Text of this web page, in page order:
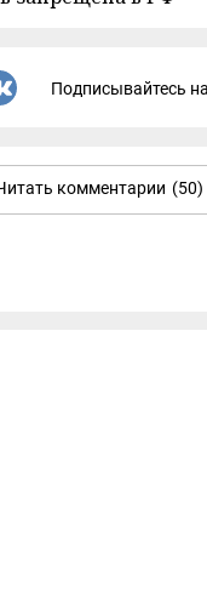
Подписывайтесь
комментарии (50)